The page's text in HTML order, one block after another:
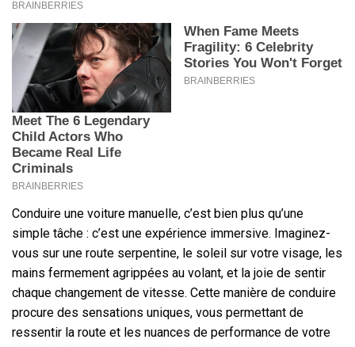
Conduire une voiture manuelle, c’est bien plus qu’une
simple tâche : c’est une expérience immersive. Imaginez-
vous sur une route serpentine, le soleil sur votre visage, les
mains fermement agrippées au volant, et la joie de sentir
chaque changement de vitesse. Cette manière de conduire
procure des sensations uniques, vous permettant de
ressentir la route et les nuances de performance de votre